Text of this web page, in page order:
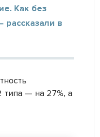
Как без
рассказали в
типа — на 27%, а